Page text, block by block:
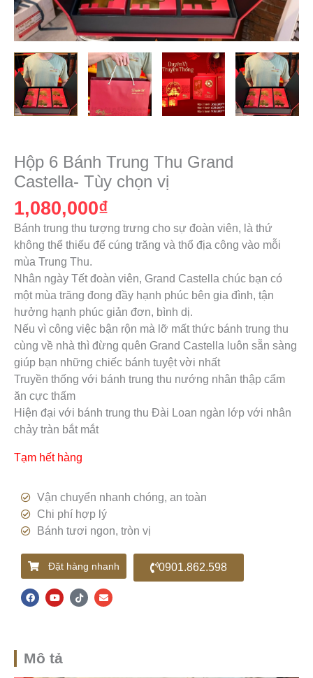
Hộp 6 Bánh Trung Thu Grand
Castella- Tùy chọn vị
1,080,000₫
Bánh trung thu tượng trưng cho sự đoàn viên, là thứ
không thể thiếu để cúng trăng và thổ địa công vào mỗi
mùa Trung Thu.
Nhân ngày Tết đoàn viên, Grand Castella chúc bạn có
một mùa trăng đong đầy hạnh phúc bên gia đình, tận
hưởng hạnh phúc giản đơn, bình dị.
Nếu vì công việc bận rộn mà lỡ mất thức bánh trung thu
cùng về nhà thì đừng quên Grand Castella luôn sẵn sàng
giúp bạn những chiếc bánh tuyệt vời nhất
Truyền thống với bánh trung thu nướng nhân thập cẩm
ăn cực thấm
Hiện đại với bánh trung thu Đài Loan ngàn lớp với nhân
chảy tràn bắt mắt
Tạm hết hàng
Vận chuyển nhanh chóng, an toàn
Chi phí hợp lý
Bánh tươi ngon, tròn vị
Đặt hàng nhanh 0901.862.598
a
c
o
u
i
k
n
v
Mô tả